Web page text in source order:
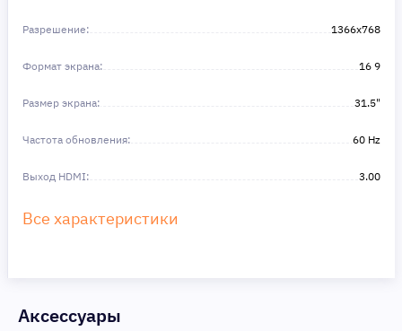
Разрешение: 1366x768
Формат экрана: 16 9
Размер экрана: 31.5"
Частота обновления: 60 Hz
Выход HDMI: 3.00
Все характеристики
Аксессуары